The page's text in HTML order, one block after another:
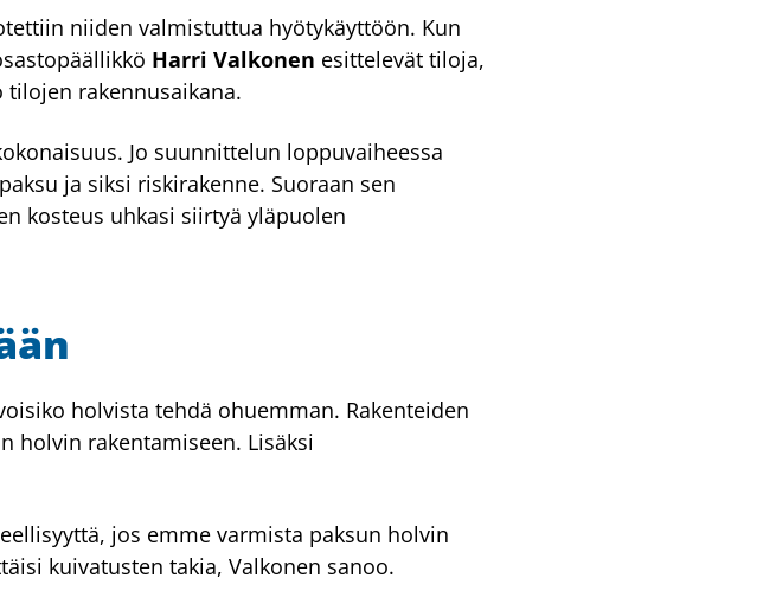
niiden valmistuttua hyötykäyttöön. Kun
Harri Valkonen esittelevät tiloja,
rakennusaikana.
Jo suunnittelun loppuvaiheessa
ja siksi riskirakenne. Suoraan sen
kosteus uhkasi siirtyä yläpuolen
holvista tehdä ohuemman. Rakenteiden
holvin rakentamiseen. Lisäksi
jos emme varmista paksun holvin
kuivatusten takia, Valkonen sanoo.